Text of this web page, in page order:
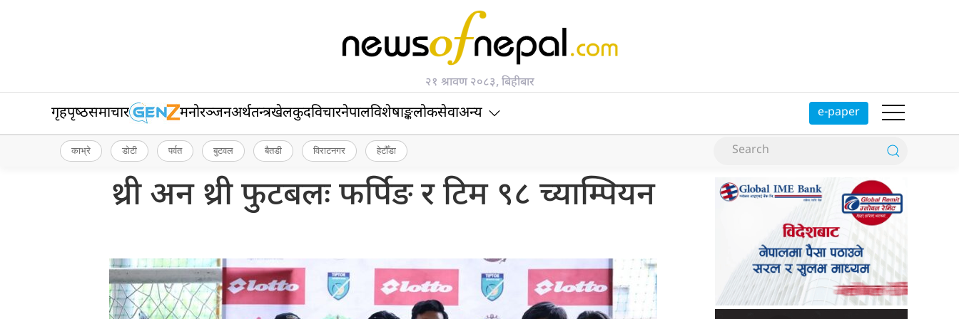
२१ श्रावण २०८३, बिहीबार
गृहपृष्‍ठसमाचार मनोरञ्जनअर्थतन्त्रखेलकुदविचारनेपालविशेषाङ्कलोकसेवाअन्य e-paper
काभ्रे डोटी पर्वत बुटवल बैतडी विराटनगर हेटौँडा
थ्री अन थ्री फुटबलः फर्पिङ र टिम ९८ च्याम्पियन